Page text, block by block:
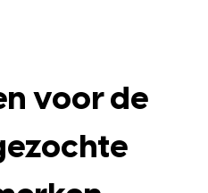
voor de